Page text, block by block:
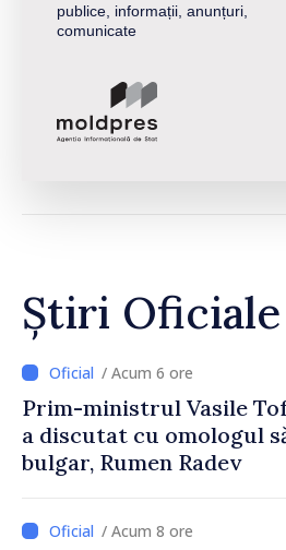
publice, informații, anunțuri,
comunicate
Știri Oficiale
/ Acum 6 ore
Prim-ministrul Vasile
a discutat cu omologul
bulgar, Rumen Radev
/ Acum 8 ore